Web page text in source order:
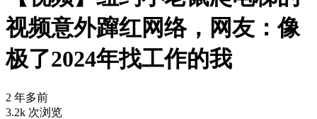
视频意外蹿红网络，网友：像
极了2024年找工作的我
2 年多前
3.2k 次浏览